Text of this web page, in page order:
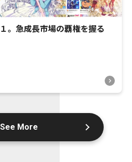
。急成長市場の覇権を握る
See More